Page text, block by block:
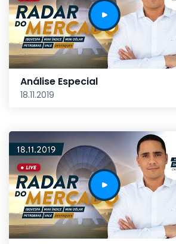
Análise Especial
18.11.2019